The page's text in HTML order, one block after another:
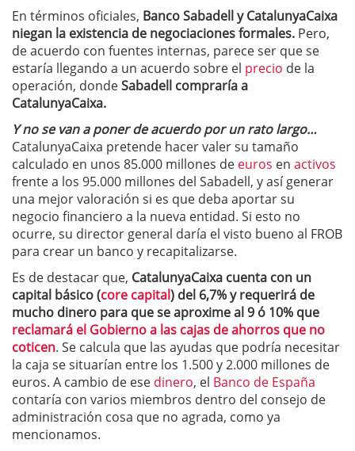
En términos oficiales, Banco Sabadell y CatalunyaCaixa
niegan la existencia de negociaciones formales. Pero,
de acuerdo con fuentes internas, parece ser que se
estaría llegando a un acuerdo sobre el precio de la
operación, dondeSabadell compraría a
CatalunyaCaixa.
Y no se van a poner de acuerdo por un rato largo…
CatalunyaCaixa pretende hacer valer su tamaño
calculado en unos 85.000 millones de euros en activos
frente a los 95.000 millones del Sabadell, y así generar
una mejor valoración si es que deba aportar su
negocio financiero a la nueva entidad. Si esto no
ocurre, su director general daría el visto bueno al FROB
para crear un banco y recapitalizarse.
Es de destacar que, CatalunyaCaixa cuenta con un
capital básico (core capital) del 6,7% y requerirá de
mucho dinero para que se aproxime al 9 ó 10% que
reclamará el Gobierno a las cajas de ahorros que no
coticen. Se calcula que las ayudas que podría necesitar
la caja se situarían entre los 1.500 y 2.000 millones de
euros. A cambio de ese dinero, el Banco de España
contaría con varios miembros dentro del consejo de
administración cosa que no agrada, como ya
mencionamos.